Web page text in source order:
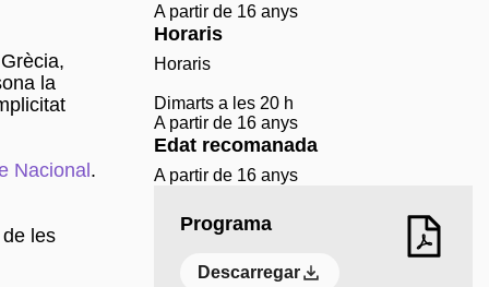
la
Nacional .
les
A partir de 16 anys
Horaris
Horaris
Dimarts a les 20 h
A partir de 16 anys
Edat recomanada
A partir de 16 anys
Programa
Descarregar